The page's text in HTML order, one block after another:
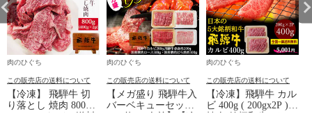
肉のひぐち
この販売店の送料について
【冷凍】 飛騨牛 切
り落とし 焼肉 800g
(400g×2パック) 送料
肉のひぐち
この販売店の送料について
【メガ盛り 飛騨牛入
バーベキューセット
1kg 約4-5人前】【冷
肉のひぐち
この販売店の送料について
【冷凍】飛騨牛 カル
ビ 400g ( 200gx2P )
焼肉 銘柄和牛 バー